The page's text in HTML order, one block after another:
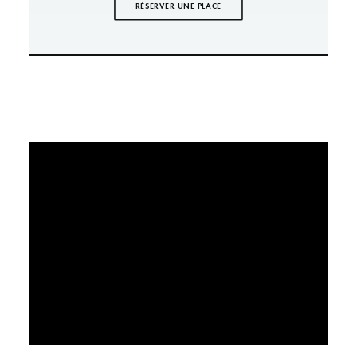
RÉSERVER UNE PLACE